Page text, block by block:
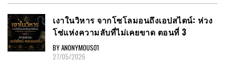
เงาในวิหาร จากโซโลมอนถึงเอปสไตน์: ห่วง
โซ่แห่งความลับที่ไม่เคยขาด ตอนที่ 3
BY ANONYMOUS01
27/05/2026